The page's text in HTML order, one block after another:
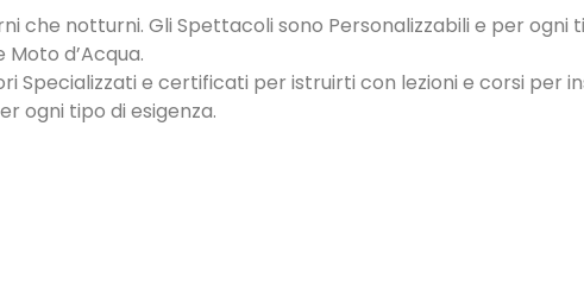
che notturni. Gli Spettacoli sono Personalizzabili e per ogni
d’Acqua.
Specializzati e certificati per istruirti con lezioni e corsi per
ogni tipo di esigenza.